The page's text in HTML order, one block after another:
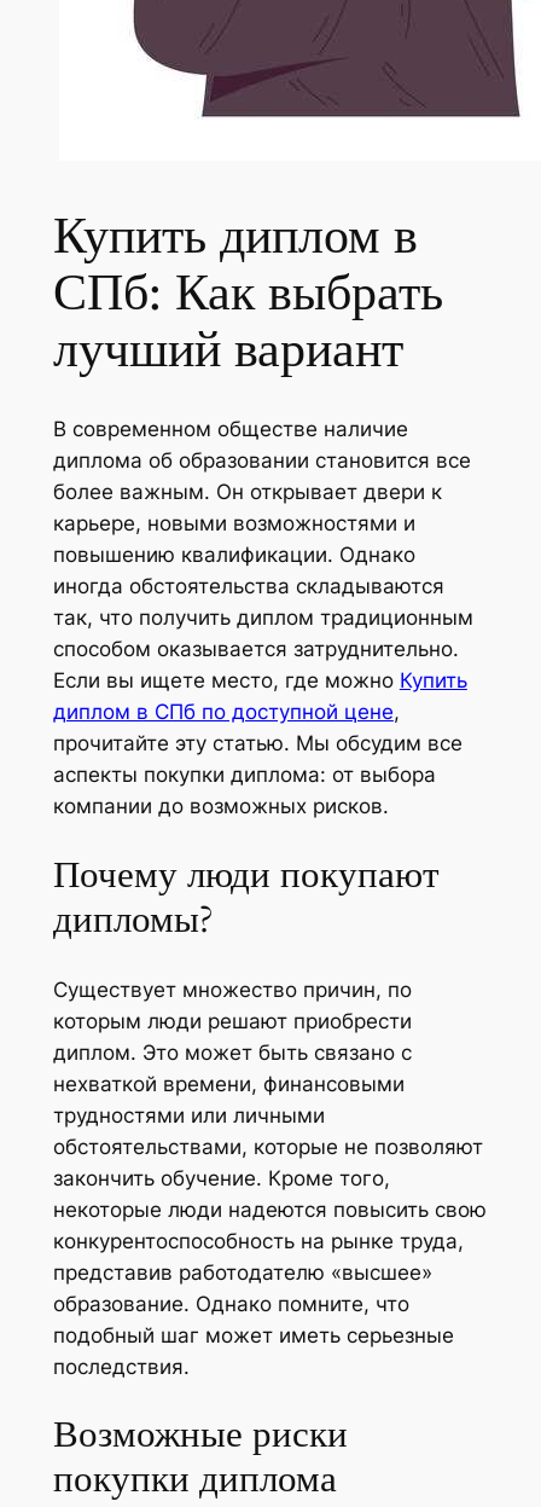
Купить диплом в
СПб: Как выбрать
лучший вариант
В современном обществе наличие
диплома об образовании становится все
более важным. Он открывает двери к
карьере, новыми возможностями и
повышению квалификации. Однако
иногда обстоятельства складываются
так, что получить диплом традиционным
способом оказывается затруднительно.
Если вы ищете место, где можно Купить
диплом в СПб по доступной цене,
прочитайте эту статью. Мы обсудим все
аспекты покупки диплома: от выбора
компании до возможных рисков.
Почему люди покупают
дипломы?
Существует множество причин, по
которым люди решают приобрести
диплом. Это может быть связано с
нехваткой времени, финансовыми
трудностями или личными
обстоятельствами, которые не позволяют
закончить обучение. Кроме того,
некоторые люди надеются повысить свою
конкурентоспособность на рынке труда,
представив работодателю «высшее»
образование. Однако помните, что
подобный шаг может иметь серьезные
последствия.
Возможные риски
покупки диплома